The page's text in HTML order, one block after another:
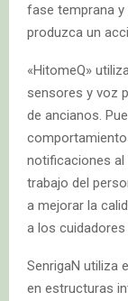
fase temprana
produzca un
«HitomeQ»
sensores y voz
de ancianos.
notificaciones al
trabajo del
a mejorar la
a los
SenrigaN utiliza
en estructuras